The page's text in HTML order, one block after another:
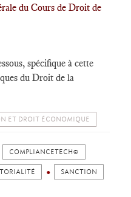
du Cours de Droit de
spécifique à cette
du Droit de la
ET DROIT ÉCONOMIQUE
COMPLIANCETECH©
SANCTION